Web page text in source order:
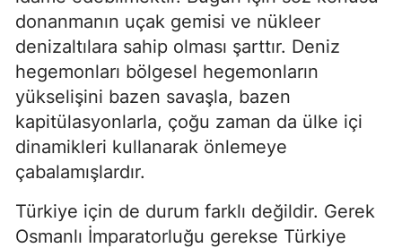
donanmanın uçak gemisi ve nükleer
denizaltılara sahip olması şarttır. Deniz
hegemonları bölgesel hegemonların
yükselişini bazen savaşla, bazen
kapitülasyonlarla, çoğu zaman da ülke içi
dinamikleri kullanarak önlemeye
çabalamışlardır.
Türkiye için de durum farklı değildir. Gerek
Osmanlı İmparatorluğu gerekse Türkiye